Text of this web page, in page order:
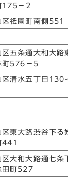
175－2
区祇園町南側551
区五条通大和大路
町576－5
区清水五丁目
区東大路渋谷下る
441
区大和大路通七条
田町527